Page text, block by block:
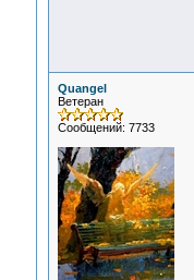
Quangel
Ветеран
Сообщений: 7733